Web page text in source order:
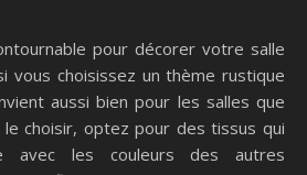
pour décorer votre salle
vous choisissez un thème rustique
aussi bien pour les salles que
le choisir, optez pour des tissus qui
avec les couleurs des autres